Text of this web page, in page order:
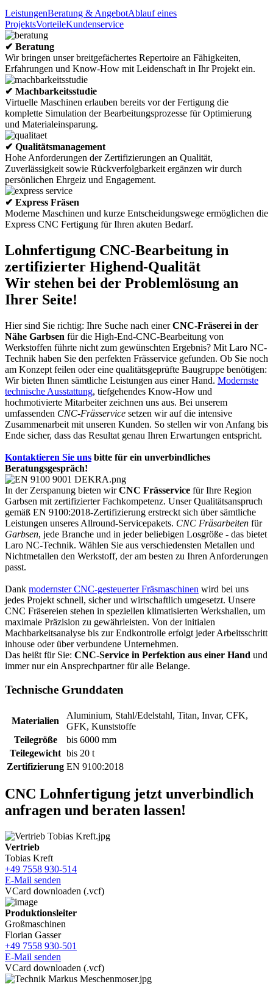
LeistungenBeratung & AngebotAblauf eines
ProjektsVorteileKundenservice
✔ Beratung
Wir bringen unser breitgefächertes Repertoire an Fähigkeiten,
Erfahrungen und Know-How mit Leidenschaft in Ihr Projekt ein.
✔ Machbarkeitsstudie
Virtuelle Maschinen erlauben bereits vor der Fertigung die
komplette Simulation der Bearbeitungsprozesse für Optimierung
und Materialeinsparung.
✔ Qualitätsmanagement
Hohe Anforderungen der Zertifizierungen an Qualität,
Zuverlässigkeit sowie Rückverfolgbarkeit ergänzen wir durch
persönlichen Ehrgeiz und Engagement.
✔ Express Fräsen
Moderne Maschinen und kurze Entscheidungswege ermöglichen die
Express CNC Fertigung für Ihren akuten Bedarf.
Lohnfertigung CNC-Bearbeitung in
zertifizierter Highend-Qualität
Wir stehen bei der Problemlösung an
Ihrer Seite!
Hier sind Sie richtig: Ihre Suche nach einerCNC-Fräserei in der
Nähe Garbsen für die High-End-CNC-Bearbeitung von
Werkstoffen führte nicht zum gewünschten Ergebnis? Mit Laro NC-
Technik haben Sie den perfekten Frässervice gefunden. Ob Sie noch
am Konzept feilen oder eine qualitätsgeprüfte Baugruppe benötigen:
Wir bieten Ihnen sämtliche Leistungen aus einer Hand. Modernste
technische Ausstattung, tiefgehendes Know-How und
hochmotivierte Mitarbeiter zeichnen uns aus. Bei unserem
umfassenden CNC-Frässervice setzen wir auf die intensive
Zusammenarbeit mit unseren Kunden. So stellen wir von Anfang bis
Ende sicher, dass das Resultat genau Ihren Erwartungen entspricht.
Kontaktieren Sie uns bitte für ein unverbindliches
Beratungsgespräch!
In der Zerspanung bieten wirCNC Frässervice für Ihre Region
Garbsen mit zertifizierter Fachkompetenz. Unser Qualitätsanspruch
gemäß EN 9100:2018-Zertifizierung erstreckt sich über sämtliche
Leistungen unseres Allround-Servicepakets. CNC Fräsarbeiten für
Garbsen, jede Branche und in jeder beliebigen Losgröße - das bietet
Laro NC-Technik. Wählen Sie aus verschiedensten Metallen und
Nichtmetallen den Werkstoff, der am besten zu Ihren Anforderungen
passt.
Dank modernster CNC-gesteuerter Fräsmaschinen wird bei uns
jedes Projekt schnell, sicher und wirtschaftlich umgesetzt. Unsere
CNC Fräsereien stehen in speziellen klimatisierten Werkshallen, um
maximale Präzision zu gewährleisten. Von der initialen
Machbarkeitsanalyse bis zur Endkontrolle erfolgt jeder Arbeitsschritt
inhouse oder über verbundene Unternehmen.
Das heißt für Sie: CNC-Service in Perfektion aus einer Hand und
immer nur ein Ansprechpartner für alle Belange.
Technische Grunddaten
Materialien
Aluminium, Stahl/Edelstahl, Titan, Invar, CFK,
GFK, Kunststoffe
Teilegröße
bis 6000 mm
Teilegewicht bis 20 t
Zertifizierung EN 9100:2018
CNC Lohnfertigung jetzt unverbindlich
anfragen und beraten lassen!
Vertrieb
Tobias Kreft
+49 7558 930-514
E-Mail senden
VCard downloaden (.vcf)
Produktionsleiter
Großmaschinen
Florian Gasser
+49 7558 930-501
E-Mail senden
VCard downloaden (.vcf)